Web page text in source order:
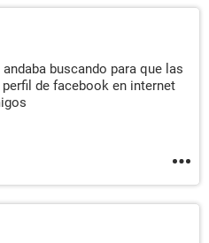
buscando para que las
de facebook en internet